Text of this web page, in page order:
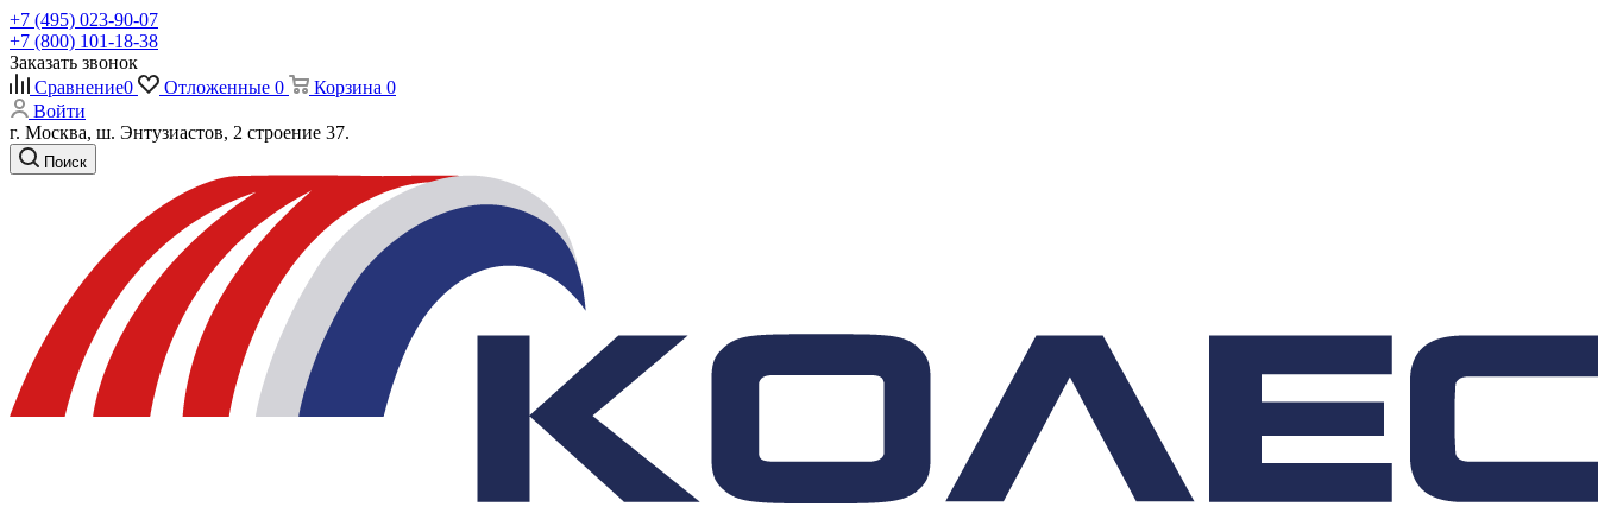
+7 (495) 023-90-07
+7 (800) 101-18-38
Заказать звонок
Сравнение0 Отложенные 0 Корзина 0
Войти
г. Москва, ш. Энтузиастов, 2 строение 37.
Поиск